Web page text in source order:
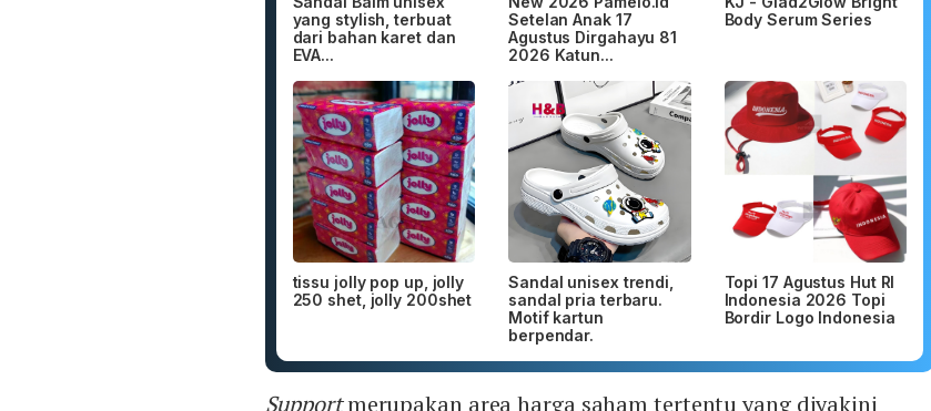
yang stylish, terbuat
dari bahan karet dan
EVA...
Setelan Anak 17
Agustus Dirgahayu 81
2026 Katun...
Body Serum Series
tissu jolly pop up, jolly
250 shet, jolly 200shet
Sandal unisex trendi,
sandal pria terbaru.
Motif kartun
berpendar.
Topi 17 Agustus Hut RI
Indonesia 2026 Topi
Bordir Logo Indonesia
Supportmerupakan area harga saham tertentu yang diyakini